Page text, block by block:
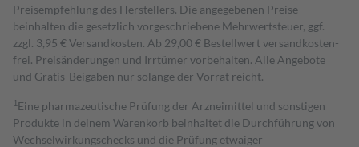
Preisempfehlung des Herstellers. Die angegebenen Preise
beinhalten die gesetzlich vorgeschriebene Mehrwertsteuer, ggf.
zzgl. 3,95 € Versandkosten. Ab 29,00 € Bestell­wert versand­kosten­
frei. Preisänderungen und Irrtümer vorbehalten. Alle Angebote
und Gratis-Beigaben nur solange der Vorrat reicht.
1 Eine pharmazeutische Prüfung der Arzneimittel und sonstigen
Produkte in deinem Warenkorb beinhaltet die Durchführung von
Wechselwirkungschecks und die Prüfung etwaiger